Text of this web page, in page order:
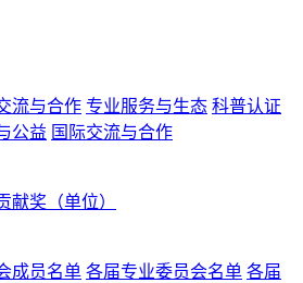
流与合作 专业服务与生态 科普认证
公益 国际交流与合作
献奖（单位）
成员名单 各届专业委员会名单 各届